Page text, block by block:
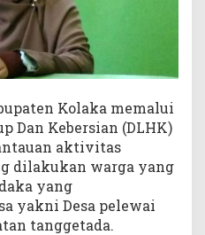
Kolaka memalui
Dan Kebersian (DLHK)
aktivitas
dilakukan warga yang
yang
yakni Desa pelewai
tanggetada.